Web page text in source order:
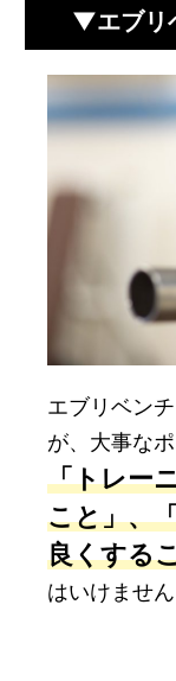
▼エブリ
エブリベン
が、大事な
「トレー
こと」、
良くする
はいけません